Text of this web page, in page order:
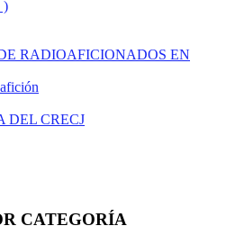
)
RADIOAFICIONADOS EN
DEL CRECJ
CATEGORÍA